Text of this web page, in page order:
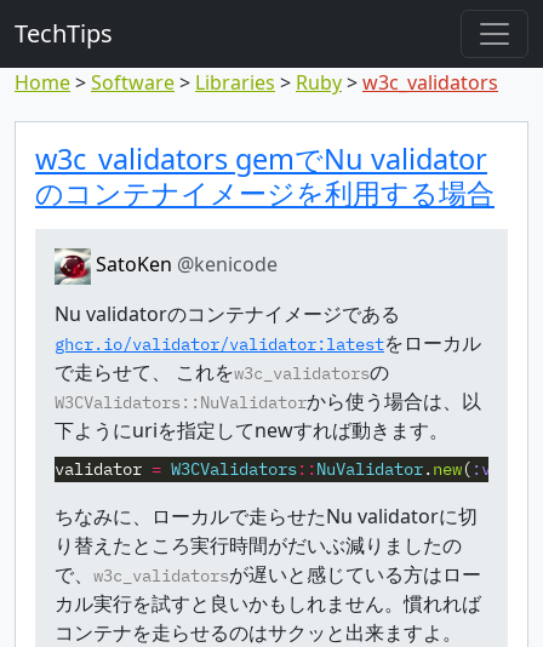
TechTips
Home Software Libraries Ruby w3c_validators
Highlighted
Topic and comment
w3c_validators gemでNu validator
のコンテナイメージを利用する場合
SatoKen @kenicode
Nu validatorのコンテナイメージである
ghcr.io/validator/validator:latestをローカル
で走らせて、 これをw3c_validatorsの
W3CValidators::NuValidatorから使う場合は、以
下ようにuriを指定してnewすれば動きます。
validator = W3CValidators:: NuValidator. new(
ちなみに、ローカルで走らせたNu validatorに切
り替えたところ実行時間がだいぶ減りましたの
で、
w3c_validatorsが遅いと感じている方はロー
カル実行を試すと良いかもしれません。慣れれば
コンテナを走らせるのはサクッと出来ますよ。